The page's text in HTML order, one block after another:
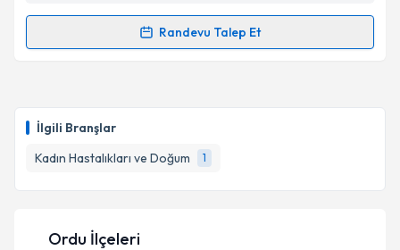
İlgili Branşlar
Kadın Hastalıkları ve Doğum
1
Randevu Talep Et
Randevu Takvimi Talebi
takvim hazırlandığında e-posta ile bilgilendireceğiz.
Ordu İlçeleri